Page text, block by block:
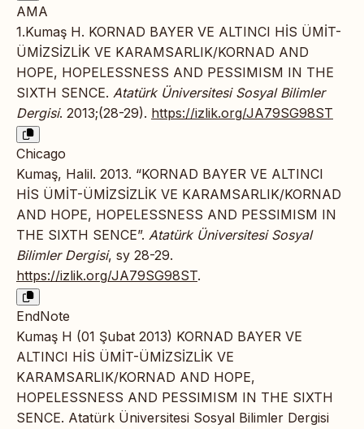
AMA
1.Kumaş H. KORNAD BAYER VE ALTINCI HİS ÜMİT-
ÜMİZSİZLİK VE KARAMSARLIK/KORNAD AND
HOPE, HOPELESSNESS AND PESSIMISM IN THE
SIXTH SENCE. Atatürk Üniversitesi Sosyal Bilimler
Dergisi. 2013;(28-29). https://izlik.org/JA79SG98ST
Chicago
Kumaş, Halil. 2013. “KORNAD BAYER VE ALTINCI
HİS ÜMİT-ÜMİZSİZLİK VE KARAMSARLIK/KORNAD
AND HOPE, HOPELESSNESS AND PESSIMISM IN
THE SIXTH SENCE”. Atatürk Üniversitesi Sosyal
Bilimler Dergisi, sy 28-29.
https://izlik.org/JA79SG98ST.
EndNote
Kumaş H (01 Şubat 2013) KORNAD BAYER VE
ALTINCI HİS ÜMİT-ÜMİZSİZLİK VE
KARAMSARLIK/KORNAD AND HOPE,
HOPELESSNESS AND PESSIMISM IN THE SIXTH
SENCE. Atatürk Üniversitesi Sosyal Bilimler Dergisi